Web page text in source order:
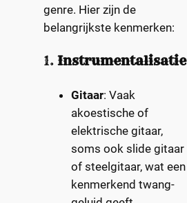
genre. Hier zijn de
belangrijkste kenmerken:
1. Instrumentalisatie
Gitaar: Vaak
akoestische of
elektrische gitaar,
soms ook slide gitaar
of steelgitaar, wat een
kenmerkend twang-